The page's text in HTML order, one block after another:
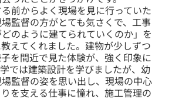
前からよく現場を見に行っていた
監督の方がとても気さくで、工事
のように建てられていくのか」を
えてくれました。建物が少しずつ
を間近で見た体験が、強く印象に
では建築設計を学びましたが、幼
監督の姿を思い出し、現場の中心
を支える仕事に憧れ、施工管理の